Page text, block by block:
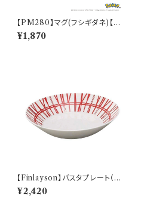
【PM280】マグ(フシギダネ)【D
aily Sketch】PM281-11
¥1,870
【Finlayson】パスタプレート（レ
ッド）【コロナ】
¥2,420